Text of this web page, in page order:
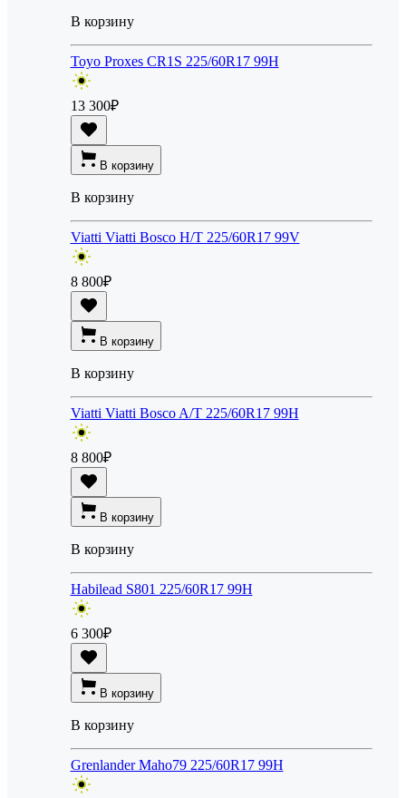
В корзину
Toyo Proxes CR1S 225/60R17 99H
13 300₽
В корзину
В корзину
Viatti Viatti Bosco H/T 225/60R17 99V
8 800₽
В корзину
В корзину
Viatti Viatti Bosco A/T 225/60R17 99H
8 800₽
В корзину
В корзину
Habilead S801 225/60R17 99H
6 300₽
В корзину
В корзину
Grenlander Maho79 225/60R17 99H